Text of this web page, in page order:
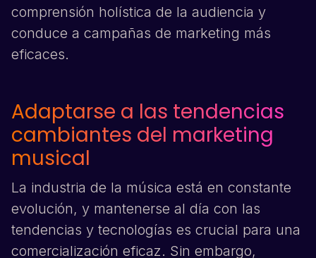
comprensión holística de la audiencia y
conduce a campañas de marketing más
eficaces.
Adaptarse a las tendencias
cambiantes del marketing
musical
La industria de la música está en constante
evolución, y mantenerse al día con las
tendencias y tecnologías es crucial para una
comercialización eficaz. Sin embargo,